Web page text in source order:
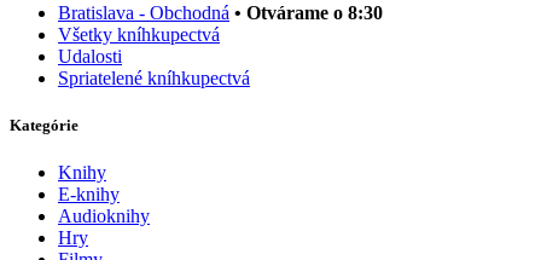
Bratislava - Obchodná • Otvárame o 8:30
Všetky kníhkupectvá
Udalosti
Spriatelené kníhkupectvá
Kategórie
Knihy
E-knihy
Audioknihy
Hry